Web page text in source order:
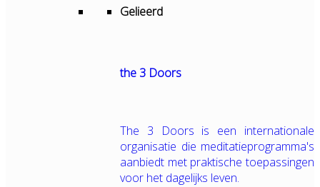
Gelieerd
the 3 Doors
The 3 Doors is een internationale
organisatie die meditatieprogramma's
aanbiedt met praktische toepassingen
voor het dagelijks leven.